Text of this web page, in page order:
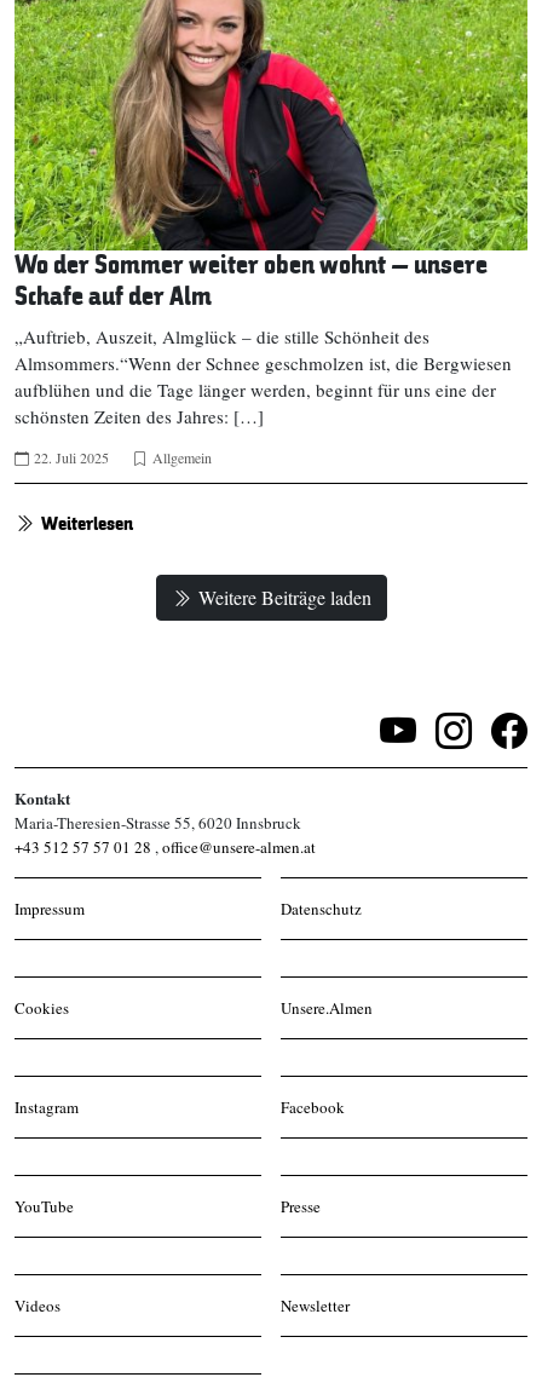
Wo der Sommer weiter oben wohnt – unsere
Schafe auf der Alm
„Auftrieb, Auszeit, Almglück – die stille Schönheit des
Almsommers.“Wenn der Schnee geschmolzen ist, die Bergwiesen
aufblühen und die Tage länger werden, beginnt für uns eine der
schönsten Zeiten des Jahres: […]
22. Juli 2025 Allgemein
Weiterlesen
Weitere Beiträge laden
Kontakt
Maria-Theresien-Strasse 55, 6020 Innsbruck
+43 512 57 57 01 28 ,office@unsere-almen.at
Impressum Datenschutz
Cookies Unsere.Almen
Instagram Facebook
YouTube Presse
Videos Newsletter